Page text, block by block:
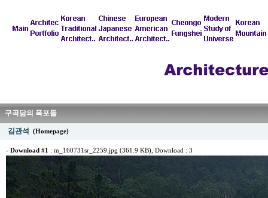
구곡담의 폭포들
김관석 (Homepage)
- Download #1 : m_160731sr_2259.jpg (361.9 KB) , Download : 3